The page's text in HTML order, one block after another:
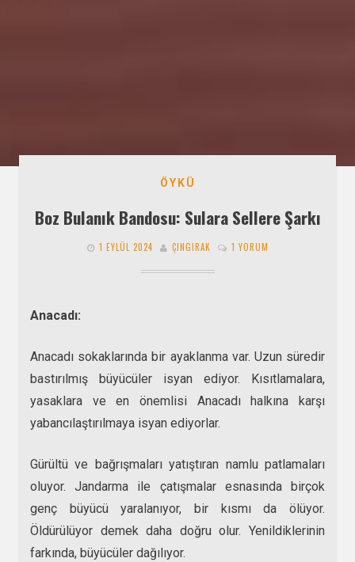
ÖYKÜ
Boz Bulanık Bandosu: Sulara Sellere Şarkı
1 EYLÜL 2024 ÇINGIRAK 1 YORUM
Anacadı:
Anacadı sokaklarında bir ayaklanma var. Uzun süredir
bastırılmış büyücüler isyan ediyor. Kısıtlamalara,
yasaklara ve en önemlisi Anacadı halkına karşı
yabancılaştırılmaya isyan ediyorlar.
Gürültü ve bağrışmaları yatıştıran namlu patlamaları
oluyor. Jandarma ile çatışmalar esnasında birçok
genç büyücü yaralanıyor, bir kısmı da ölüyor.
Öldürülüyor demek daha doğru olur. Yenildiklerinin
farkında, büyücüler dağılıyor.